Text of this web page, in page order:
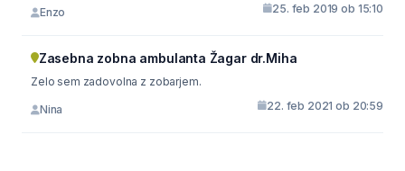
Enzo 25. feb 2019 ob 15:10
Zasebna zobna ambulanta Žagar dr.Miha
Zelo sem zadovolna z zobarjem.
Nina 22. feb 2021 ob 20:59